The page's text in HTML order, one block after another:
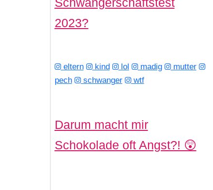
2023?
eltern kind lol madig
mutter
pech
schwanger wtf
Darum macht mir
Schokolade oft Angst?! 😲